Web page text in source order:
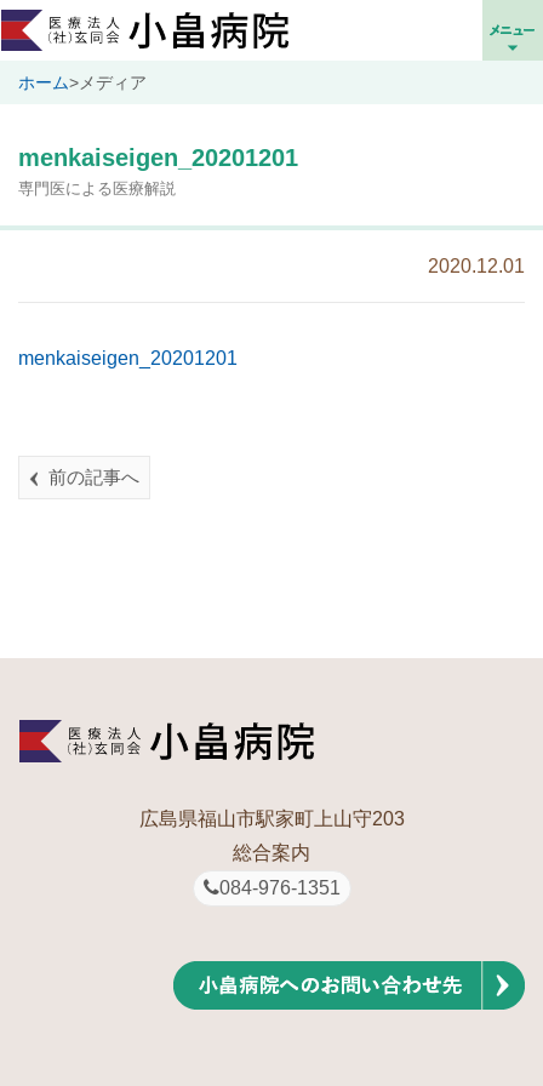
ホーム> メディア
menkaiseigen_20201201
専門医による医療解説
2020.12.01
menkaiseigen_20201201
前の記事へ
広島県福山市駅家町上山守203
総合案内
084-976-1351